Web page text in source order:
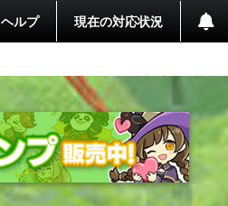
ヘルプ 現在の対応状況